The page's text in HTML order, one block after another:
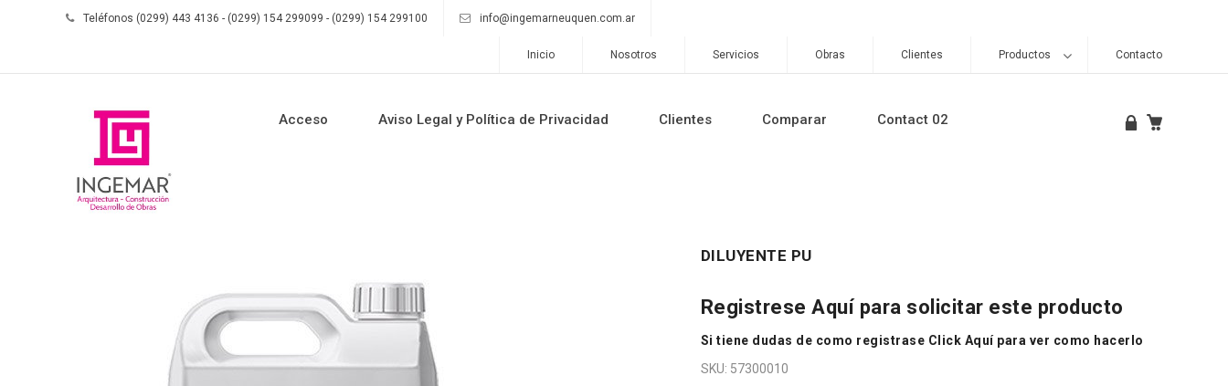
Teléfonos (0299) 443 4136 - (0299) 154 299099 - (0299) 154 299100 info@ingemarneuquen.com.ar
Inicio Nosotros Servicios Obras Clientes Productos Contacto
Acceso Aviso Legal y Política de Privacidad Clientes Comparar Contact 02
DILUYENTE PU
RegistreseAquípara solicitar este producto
Si tiene dudas de como registrase Click Aquípara ver como hacerlo
SKU: 57300010